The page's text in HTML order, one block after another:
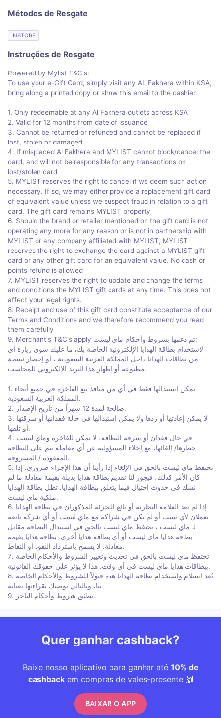
Métodos de Resgate
INSTORE
Instruções de Resgate
Powered by Mylist T&C's:
To use your e-Gift Card, simply visit any AL Fakhera within KSA,
bring along a printed copy or show this email to the cashier.
1. Only redeemable at any Al Fakhera outlets across KSA
2. Valid for 12 months from date of issuance
3. Cannot be returned or refunded and cannot be replaced if
lost, stolen or damaged
4. If misplaced Al Fakhera and MYLIST cannot block/cancel the
card, and will not be responsible for any transactions on
lost/stolen card
5. MYLIST reserves the right to cancel if we deem such action
necessary. If so, we may either provide a replacement gift card
of equivalent value unless we suspect fraud in relation to a gift
card. The gift card remains MYLIST property
6. Should the brand or retailer mentioned on the gift card is not
operating any more for any reason or is not in partnership with
MYLIST or any company affiliated with MYLIST, MYLIST
reserves the right to exchange the card against a MYLIST gift
card or any other gift card for an equivalent value. No cash or
points refund is allowed
7. MYLIST reserves the right to update and change the terms
and conditions the MYLIST gift cards at any time. This does not
affect your legal rights.
8. Receipt and use of this gift card constitute acceptance of our
Terms and Conditions and we therefore recommend you read
them carefully
9. Merchant's T&C's apply تم دعمها بشروط وأحكام ماي ليست:
لاستخدام بطاقة الهدايا الإلكترونية الخاصة بك، ما عليك سوى زيارة أي
من بطاقات الهدايا داخل المملكة العربية السعودية ، أو إحضار نسخة
مطبوعة أو إظهار هذا البريد الإلكتروني للمحاسب.
1. يمكن استبدالها فقط في أي من منافذ بيع الفاخرة في جميع أنحاء
المملكة العربية السعودية.
2. صالحة لمدة 12 شهراً من تاريخ الإصدار.
3. لا يمكن إعادتها أو ردها ولا يمكن استبدالها في حالة فقدانها أو سرقتها
أو تلفها.
4. في حال فقدان أو سرقة البطاقة، لا يمكن للفاخرة وماي ليست
حظرها/ إلغائها، مع إخلاء المسؤولية عن أي معاملة تتم على البطاقة
المفقودة / المسروقة.
5. تحتفظ ماي ليست بالحق في الإلغاء إذا رأينا أن هذا الإجراء ضروري. إذا
كان الأمر كذلك، فيجوز لنا تقديم بطاقة هدايا بديلة بقيمة معادلة ما لم
نشك في حدوث احتيال فيما يتعلق ببطاقة الهدايا. تظل بطاقة الهدايا
ملكية ماي ليست.
6. إذا لم تعد العلامة التجارية أو بائع التجزئة المذكوران في بطاقة الهدايا
يعملان لأي سبب أو لم يكن في شراكة مع ماي ليست أو أي شركة تابعة
لـ ماي ليست ، تحتفظ ماي ليست بالحق في استبدال البطاقة مقابل
بطاقة هدايا ماي ليست أو أي بطاقة هدايا أخرى. بطاقة هدايا بقيمة
معادلة. لا يسمح باسترداد النقود أو النقاط.
7. تحتفظ ماي ليست بالحق في تحديث وتغيير الشروط والأحكام الخاصة
ببطاقات هدايا ماي ليست في أي وقت. هذا لا يؤثر على حقوقك القانونية.
8. يُعد استلام واستخدام بطاقة الهدايا هذه قبولاً للشروط والأحكام الخاصة
بنا، وبالتالي نوصيك بقراءتها بعناية
9. تطبّق شروط وأحكام التاجر.
Quer ganhar cashback?
Baixe nosso aplicativo para ganhar até 10% de
cashbackem compras de vales-presente 🙌
BAIXAR O APP